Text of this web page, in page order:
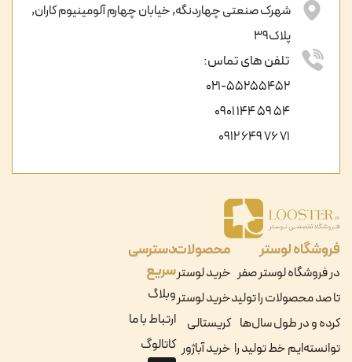
فروشگاه لوستر
در فروشگاه لوستر صفر
تا صد محصولات را تولید
کرده و در طول سال‌ها
توانسته‌ایم خط تولید را
محصولات
خرید لوستر
خرید لوستر
کریستالی
خرید آباژور
دسترسی
سریع
وبلاگ
ارتباط با ما
کاتالوگ
شهرک صنعتی چهاردنگه, خیابان چهارم آلومینیوم کاران,
پلاک39
تلفن های تماس:
021-55255452
54 59 144 0901
71 76 649 0912